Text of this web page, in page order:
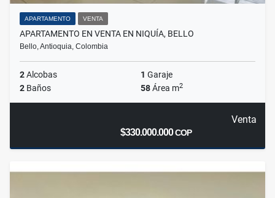
APARTAMENTO VENTA
APARTAMENTO EN VENTA EN NIQUÍA, BELLO
Bello, Antioquia, Colombia
2Alcobas 1 Garaje
2 Baños 58Área m2
Venta
$330.000.000COP